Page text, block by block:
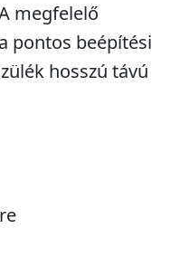
megfelelő
pontos beépítési
hosszú távú